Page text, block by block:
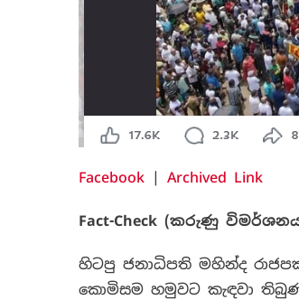
Facebook | Archived Link
Fact-Check (කරුණු
හිටපු ජනාධිපති මහින්ද
කොමිසම හමුවට කැඳවා